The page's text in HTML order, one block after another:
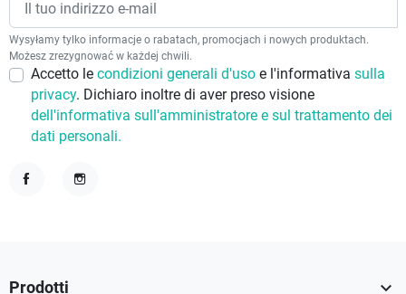
Wysyłamy tylko informacje o rabatach, promocjach i nowych produktach.
Możesz zrezygnować w każdej chwili.
Accetto le condizioni generali d'uso e l'informativa sulla
privacy. Dichiaro inoltre di aver preso visione
dell'informativa sull'amministratore e sul trattamento dei
dati personali.
Prodotti 